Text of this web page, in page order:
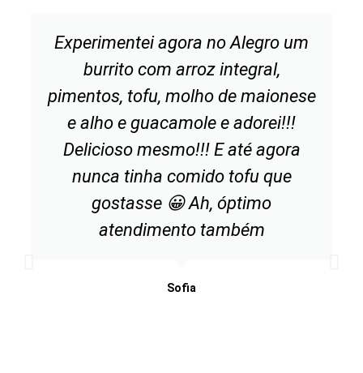
Experimentei agora no Alegro um
burrito com arroz integral,
pimentos, tofu, molho de maionese
e alho e guacamole e adorei!!!
Delicioso mesmo!!! E até agora
nunca tinha comido tofu que
gostasse 😀 Ah, óptimo
atendimento também
Sofia